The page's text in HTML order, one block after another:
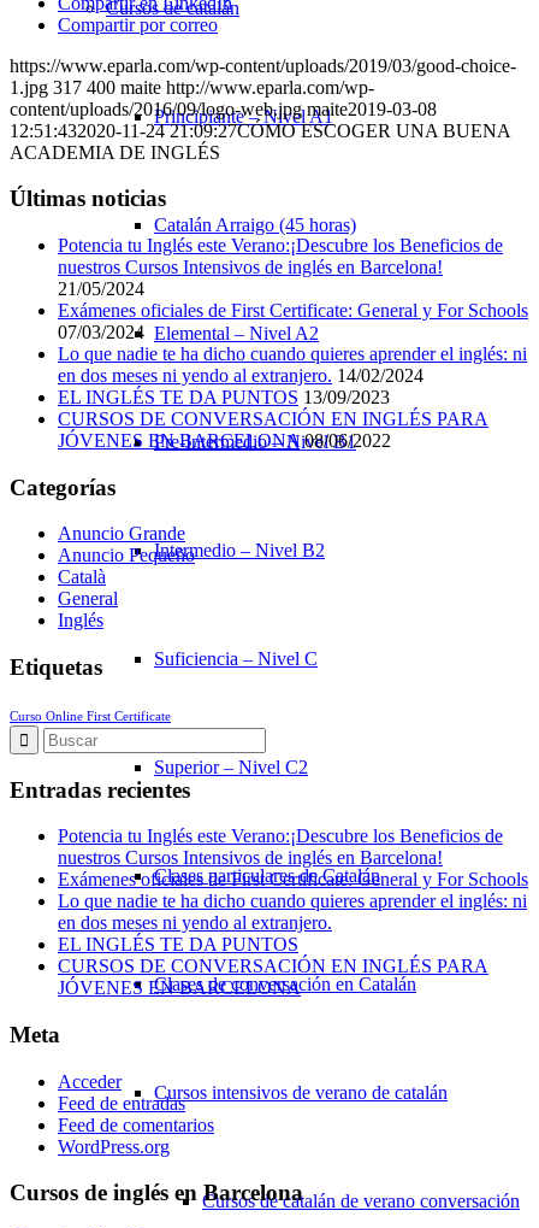
Cursos de catalán
Principiante – Nivel A1
Catalán Arraigo (45 horas)
Elemental – Nivel A2
Pre-Intermedio – Nivel B1
Intermedio – Nivel B2
Suficiencia – Nivel C
Superior – Nivel C2
Clases particulares de Catalán
Clases de conversación en Catalán
Cursos intensivos de verano de catalán
Cursos de catalán de verano conversación
Compartir por correo
https://www.eparla.com/wp-content/uploads/2019/03/good-choice-
1.jpg 317 400 maite http://www.eparla.com/wp-
content/uploads/2016/09/logo-web.jpg maite2019-03-08
12:51:432020-11-24 21:09:27CÓMO ESCOGER UNA BUENA
ACADEMIA DE INGLÉS
Últimas noticias
Potencia tu Inglés este Verano:¡Descubre los Beneficios de
nuestros Cursos Intensivos de inglés en Barcelona!
21/05/2024
Exámenes oficiales de First Certificate: General y For Schools
07/03/2024
Lo que nadie te ha dicho cuando quieres aprender el inglés: ni
en dos meses ni yendo al extranjero. 14/02/2024
EL INGLÉS TE DA PUNTOS 13/09/2023
CURSOS DE CONVERSACIÓN EN INGLÉS PARA
JÓVENES EN BARCELONA 08/06/2022
Categorías
Anuncio Grande
Anuncio Pequeño
Català
General
Inglés
Etiquetas
Curso Online First Certificate
Entradas recientes
Potencia tu Inglés este Verano:¡Descubre los Beneficios de
nuestros Cursos Intensivos de inglés en Barcelona!
Exámenes oficiales de First Certificate: General y For Schools
Lo que nadie te ha dicho cuando quieres aprender el inglés: ni
en dos meses ni yendo al extranjero.
EL INGLÉS TE DA PUNTOS
CURSOS DE CONVERSACIÓN EN INGLÉS PARA
JÓVENES EN BARCELONA
Meta
Acceder
Feed de entradas
Feed de comentarios
WordPress.org
Cursos de inglés en Barcelona